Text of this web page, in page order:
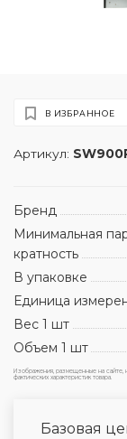
Артикул:
В ИЗБРАННОЕ
Бренд
Минимальная
кратность
В упаковке
Единица
Вес 1 шт
Объем 1 шт
Изображения, размещенные на сайте,
фактических характеристик товара.
Базовая